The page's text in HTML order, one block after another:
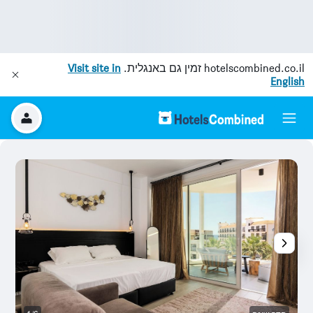
hotelscombined.co.il זמין גם באנגלית. Visit site in
English